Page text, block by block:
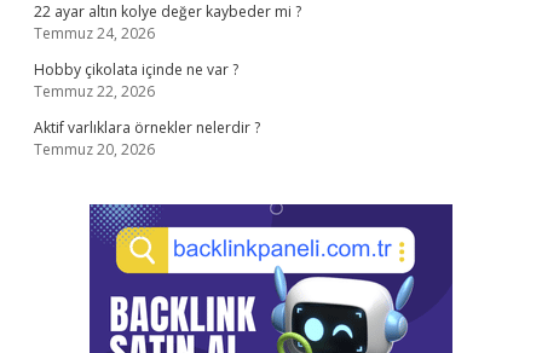
22 ayar altın kolye değer kaybeder mi ?
Temmuz 24, 2026
Hobby çikolata içinde ne var ?
Temmuz 22, 2026
Aktif varlıklara örnekler nelerdir ?
Temmuz 20, 2026